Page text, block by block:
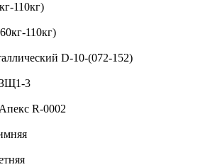
110кг)
110кг)
D-10-(072-152)
3
R-0002